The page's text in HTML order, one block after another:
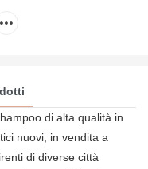
di alta qualità in
nuovi, in vendita a
di diverse città